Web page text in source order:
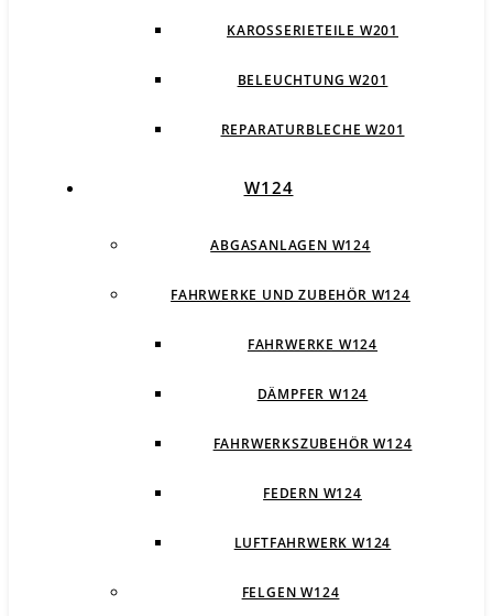
KAROSSERIETEILE W201
BELEUCHTUNG W201
REPARATURBLECHE W201
W124
ABGASANLAGEN W124
FAHRWERKE UND ZUBEHÖR W124
FAHRWERKE W124
DÄMPFER W124
FAHRWERKSZUBEHÖR W124
FEDERN W124
LUFTFAHRWERK W124
FELGEN W124